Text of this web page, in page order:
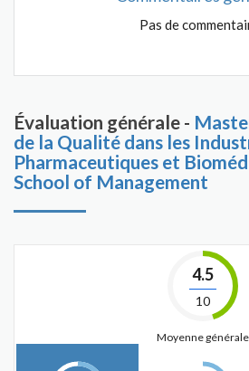
Pas de
Évaluation générale -
de la Qualité dans les
Pharmaceutiques et
School of Management
4.5
10
Moyenne générale